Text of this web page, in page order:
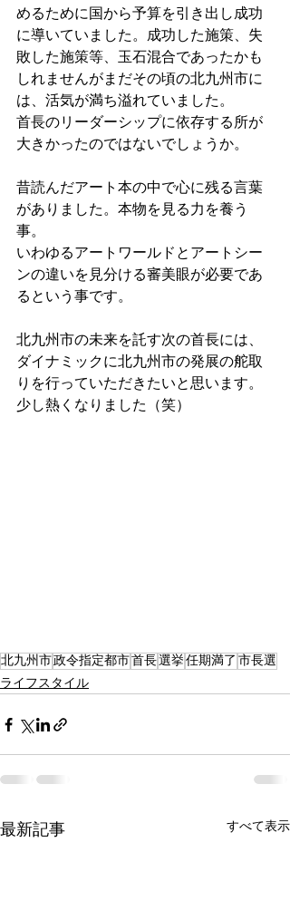
めるために国から予算を引き出し成功
に導いていました。成功した施策、失
敗した施策等、玉石混合であったかも
しれませんがまだその頃の北九州市に
は、活気が満ち溢れていました。
首長のリーダーシップに依存する所が
大きかったのではないでしょうか。
昔読んだアート本の中で心に残る言葉
がありました。本物を見る力を養う
事。
いわゆるアートワールドとアートシー
ンの違いを見分ける審美眼が必要であ
るという事です。
北九州市の未来を託す次の首長には、
ダイナミックに北九州市の発展の舵取
りを行っていただきたいと思います。
少し熱くなりました（笑）
北九州市 政令指定都市首長選挙 任期満了 市長選
ライフスタイル
最新記事 すべて表示